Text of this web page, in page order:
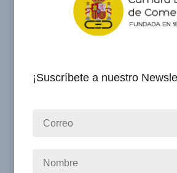
¡Suscríbete a nuestro